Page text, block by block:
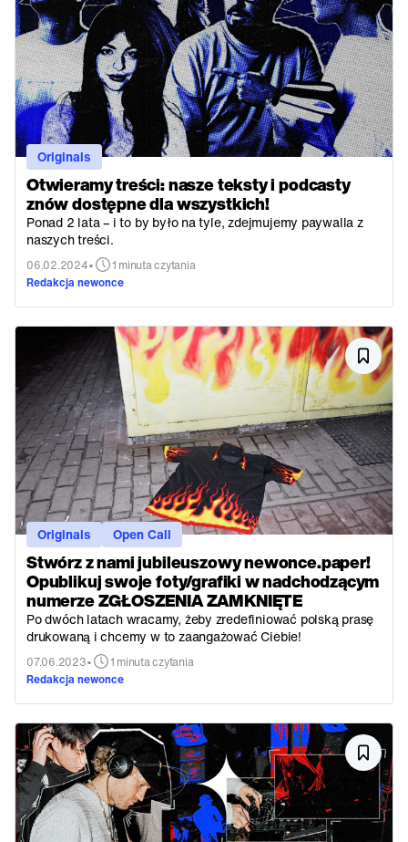
Otwieramy treści: nasze teksty i podcasty
znów dostępne dla wszystkich!
Ponad 2 lata – i to by było na tyle, zdejmujemy paywalla z
naszych treści.
06.02.2024•
1 minuta czytania
Redakcja newonce
Originals
Stwórz z nami jubileuszowy newonce.paper!
Opublikuj swoje foty/grafiki w nadchodzącym
numerze ZGŁOSZENIA ZAMKNIĘTE
Po dwóch latach wracamy, żeby zredefiniować polską prasę
drukowaną i chcemy w to zaangażować Ciebie!
07.06.2023•
1 minuta czytania
Redakcja newonce
Originals Open Call